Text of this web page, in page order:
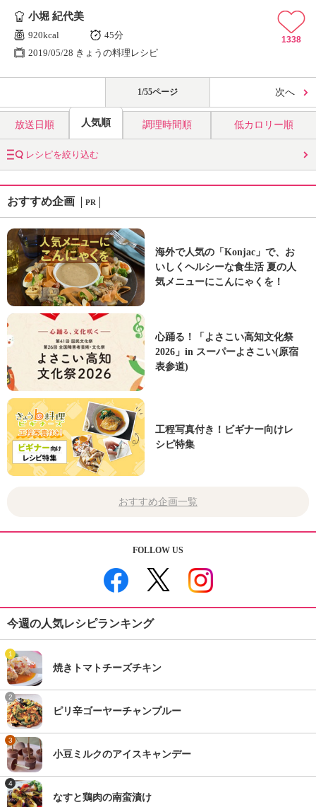
小堀 紀代美
920kcal
45分
2019/05/28 きょうの料理レシピ
1338
1/55ページ 次へ
放送日順 人気順 調理時間順 低カロリー順
レシピを絞り込む
おすすめ企画 PR
海外で人気の「Konjac」で、お
いしくヘルシーな食生活 夏の人
気メニューにこんにゃくを！
心踊る！「よさこい高知文化祭
2026」in スーパーよさこい(原宿
表参道)
工程写真付き！ビギナー向けレ
シピ特集
おすすめ企画一覧
FOLLOW US
今週の人気レシピランキング
1
焼きトマトチーズチキン
2
ピリ辛ゴーヤーチャンプルー
3
小豆ミルクのアイスキャンデー
4
なすと鶏肉の南蛮漬け